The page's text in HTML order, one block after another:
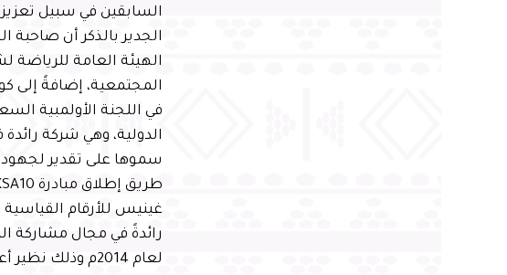
السابقين في سبيل
الجدير بالذكر أن صاحبة
الهيئة العامة للرياضة
المجتمعية، إضافةً إلى
في اللجنة الأولمبية
الدولية، وهي شركة
سموها على تقدير
غينيس للأرقام
رائدةً في مجال مشاركة
لعام 2014م